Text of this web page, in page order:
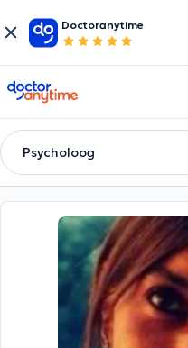
Doctoranytime
doctoranytime
Psycholoog